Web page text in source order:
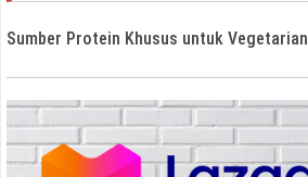
Sumber Protein Khusus untuk Vegetarian